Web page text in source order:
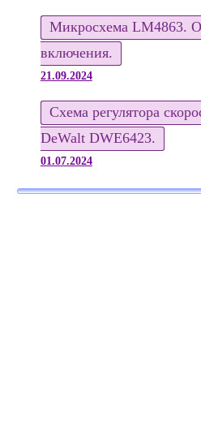
Микросхема LM4863.
включения.
21.09.2024
Схема регулятора
DeWalt DWE6423.
01.07.2024